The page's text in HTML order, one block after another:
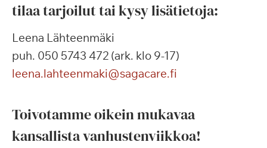
tilaa tarjoilut tai kysy lisätietoja:
Leena Lähteenmäki
puh. 050 5743 472 (ark. klo 9-17)
leena.lahteenmaki@sagacare.fi
Toivotamme oikein mukavaa
kansallista vanhustenviikkoa!